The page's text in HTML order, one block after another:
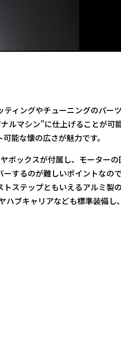
ィングやチューニングのパー
ルマシン”に仕上げることが可
能な懐の広さが魅力です。
ボックスが付属し、モーター
するのが難しいポイントなの
ステップともいえるアルミ製
ハブキャリアなども標準装備し